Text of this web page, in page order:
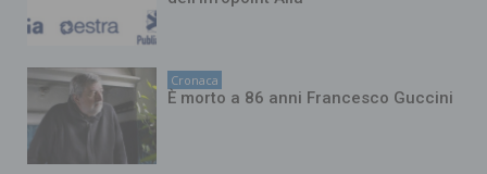
Cronaca
È morto a 86 anni Francesco Guccini